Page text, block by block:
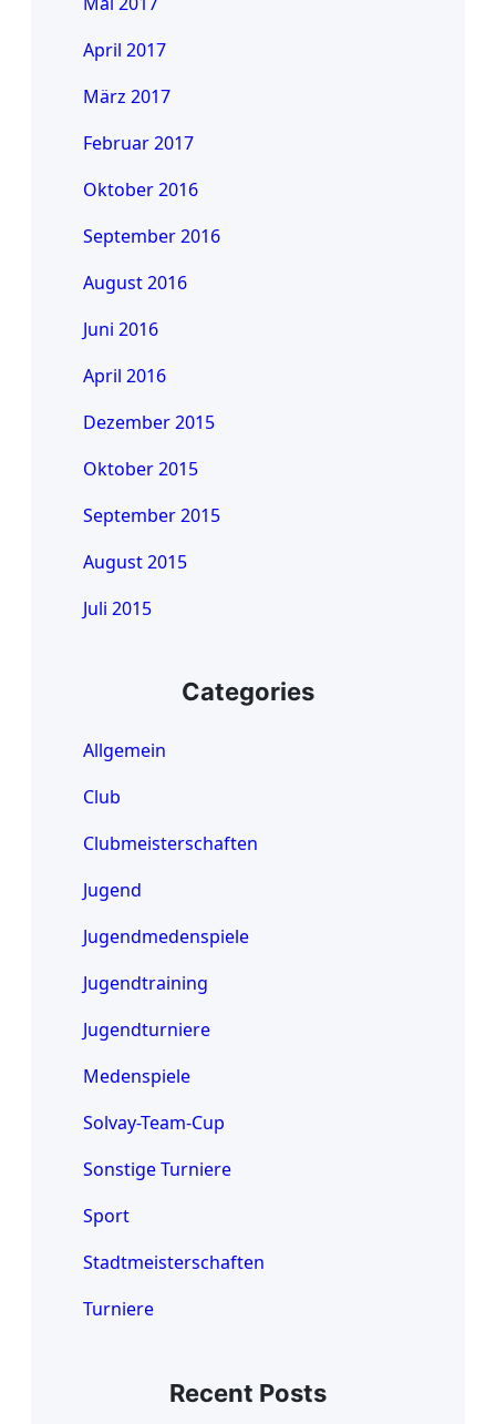
April 2017
März 2017
Februar 2017
Oktober 2016
September 2016
August 2016
Juni 2016
April 2016
Dezember 2015
Oktober 2015
September 2015
August 2015
Juli 2015
Categories
Allgemein
Club
Clubmeisterschaften
Jugend
Jugendmedenspiele
Jugendtraining
Jugendturniere
Medenspiele
Solvay-Team-Cup
Sonstige Turniere
Sport
Stadtmeisterschaften
Turniere
Recent Posts